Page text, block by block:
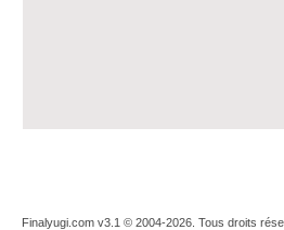
Finalyugi.com v3.1 © 2004-2026. Tous droits